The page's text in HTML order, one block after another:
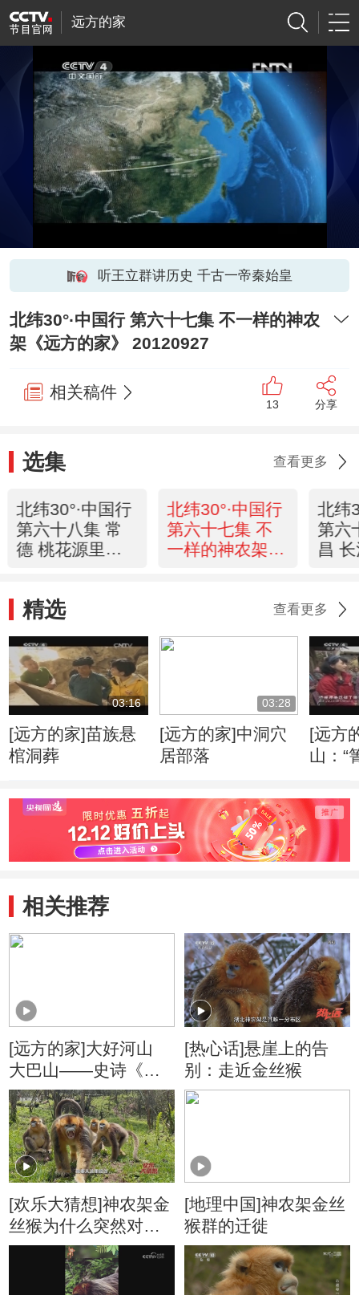
远方的家
听王立群讲历史 千古一帝秦始皇
北纬30°·中国行 第六十七集 不一样的神农
架《远方的家》 20120927
相关稿件
13 分享
选集 查看更多
北纬30°·中国行
第六十八集 常
德 桃花源里的
北纬30°·中国行
第六十七集 不
一样的神农架
北纬
第六
昌
精选 查看更多
03:16
[远方的家]苗族悬
棺洞葬
03:28
[远方的家]中洞穴
居部落
[远方
山：“
相关推荐
[远方的家]大好河山
大巴山——史诗《黑
暗传》
[热心话]悬崖上的告
别：走近金丝猴
[欢乐大猜想]神农架金
丝猴为什么突然对人
张大嘴巴？
[地理中国]神农架金丝
猴群的迁徙